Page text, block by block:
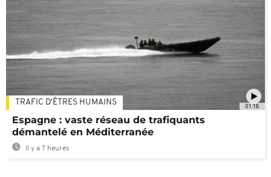
01:18
TRAFIC D'ÊTRES HUMAINS
Espagne : vaste réseau de trafiquants
démantelé en Méditerranée
Il y a 7 heures